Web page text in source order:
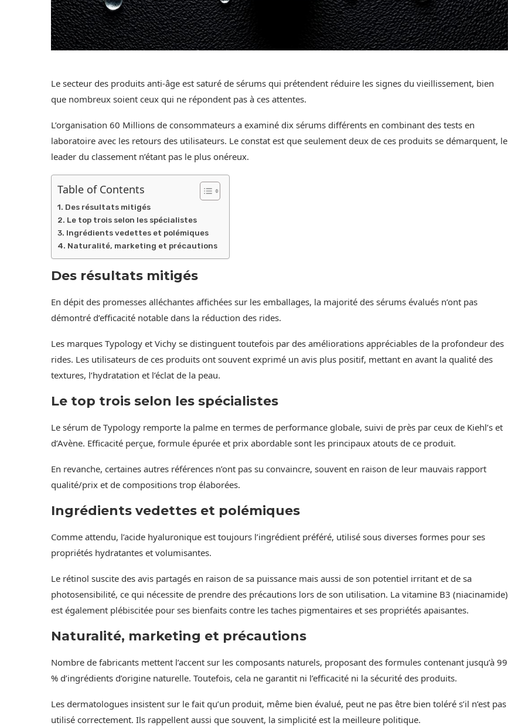
Le secteur des produits anti-âge est saturé de sérums qui prétendent réduire les signes du vieillissement, bien
que nombreux soient ceux qui ne répondent pas à ces attentes.
L’organisation 60 Millions de consommateurs a examiné dix sérums différents en combinant des tests en
laboratoire avec les retours des utilisateurs. Le constat est que seulement deux de ces produits se démarquent, le
leader du classement n’étant pas le plus onéreux.
Table of Contents
Des résultats mitigés
Le top trois selon les spécialistes
Ingrédients vedettes et polémiques
Naturalité, marketing et précautions
Des résultats mitigés
En dépit des promesses alléchantes affichées sur les emballages, la majorité des sérums évalués n’ont pas
démontré d’efficacité notable dans la réduction des rides.
Les marques Typology et Vichy se distinguent toutefois par des améliorations appréciables de la profondeur des
rides. Les utilisateurs de ces produits ont souvent exprimé un avis plus positif, mettant en avant la qualité des
textures, l’hydratation et l’éclat de la peau.
Le top trois selon les spécialistes
Le sérum de Typology remporte la palme en termes de performance globale, suivi de près par ceux de Kiehl’s et
d’Avène. Efficacité perçue, formule épurée et prix abordable sont les principaux atouts de ce produit.
En revanche, certaines autres références n’ont pas su convaincre, souvent en raison de leur mauvais rapport
qualité/prix et de compositions trop élaborées.
Ingrédients vedettes et polémiques
Comme attendu, l’acide hyaluronique est toujours l’ingrédient préféré, utilisé sous diverses formes pour ses
propriétés hydratantes et volumisantes.
Le rétinol suscite des avis partagés en raison de sa puissance mais aussi de son potentiel irritant et de sa
photosensibilité, ce qui nécessite de prendre des précautions lors de son utilisation. La vitamine B3 (niacinamide)
est également plébiscitée pour ses bienfaits contre les taches pigmentaires et ses propriétés apaisantes.
Naturalité, marketing et précautions
Nombre de fabricants mettent l’accent sur les composants naturels, proposant des formules contenant jusqu’à 99
% d’ingrédients d’origine naturelle. Toutefois, cela ne garantit ni l’efficacité ni la sécurité des produits.
Les dermatologues insistent sur le fait qu’un produit, même bien évalué, peut ne pas être bien toléré s’il n’est pas
utilisé correctement. Ils rappellent aussi que souvent, la simplicité est la meilleure politique.